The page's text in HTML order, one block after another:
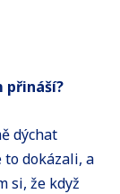
přináší?
dýchat
dokázali, a
si, že když